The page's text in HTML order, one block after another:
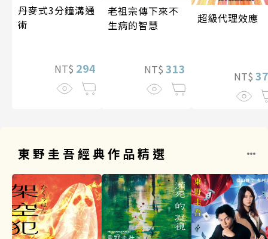
丹麥式3分鐘溝通
術
NT$ 294
老祖宗傳下來不
生病的智慧
NT$ 313
超級代理效應
NT$
東野圭吾經典作品精選